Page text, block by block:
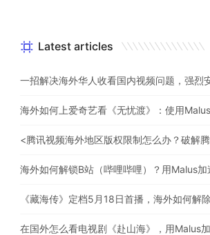
Latest articles
一招解决海外华人收看国内视频问题，强烈
《藏海传》定档5月18日首播，海外如何解